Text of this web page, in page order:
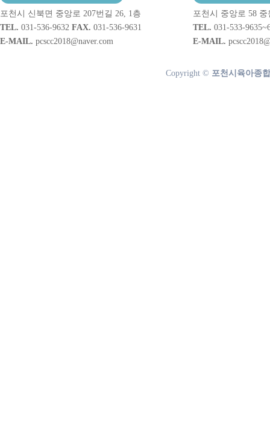
포천시 신북면 중앙로 207번길 26, 1층
TEL. 031-536-9632 FAX. 031-536-9631
E-MAIL. pcscc2018@naver.com
포천시 중앙로 58
TEL. 031-533-
E-MAIL.
Copyright © 포천시육아종